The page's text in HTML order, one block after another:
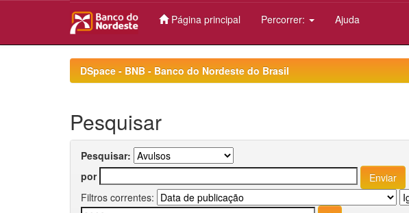
Página principal Percorrer: Ajuda
DSpace - BNB - Banco do Nordeste do Brasil
Pesquisar
Pesquisar:
por
Filtros correntes: